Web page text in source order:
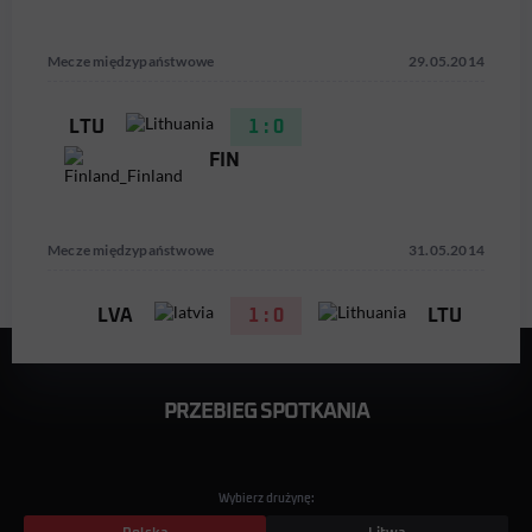
Mecze międzypaństwowe 29.05.2014
LTU
1 : 0
FIN
Mecze międzypaństwowe 31.05.2014
LVA 1 : 0 LTU
PRZEBIEG SPOTKANIA
Wybierz drużynę: